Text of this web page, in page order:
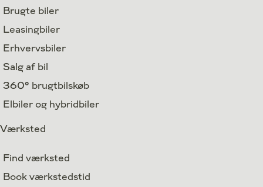
Brugte biler
Leasingbiler
Erhvervsbiler
Salg af bil
360° brugtbilskøb
Elbiler og hybridbiler
Værksted
Find værksted
Book værkstedstid